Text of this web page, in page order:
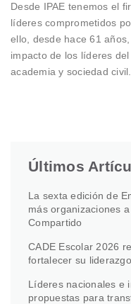
Desde IPAE tenemos el
líderes comprometidos
ello, desde hace 61
impacto de los líderes
academia y sociedad civil.
Últimos
La sexta edición de
más organizaciones
Compartido
CADE Escolar 2026
fortalecer su
Líderes nacionales e
propuestas para